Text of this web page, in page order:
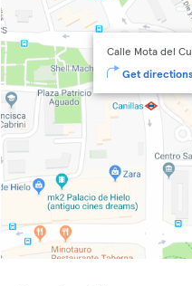
Calle Mota del
Get directions